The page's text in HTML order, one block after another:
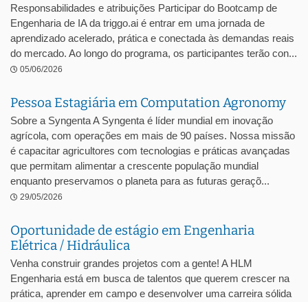
Responsabilidades e atribuições Participar do Bootcamp de
Engenharia de IA da triggo.ai é entrar em uma jornada de
aprendizado acelerado, prática e conectada às demandas reais
do mercado. Ao longo do programa, os participantes terão con...
05/06/2026
Pessoa Estagiária em Computation Agronomy
Sobre a Syngenta A Syngenta é líder mundial em inovação
agrícola, com operações em mais de 90 países. Nossa missão
é capacitar agricultores com tecnologias e práticas avançadas
que permitam alimentar a crescente população mundial
enquanto preservamos o planeta para as futuras geraçõ...
29/05/2026
Oportunidade de estágio em Engenharia
Elétrica / Hidráulica
Venha construir grandes projetos com a gente! A HLM
Engenharia está em busca de talentos que querem crescer na
prática, aprender em campo e desenvolver uma carreira sólida